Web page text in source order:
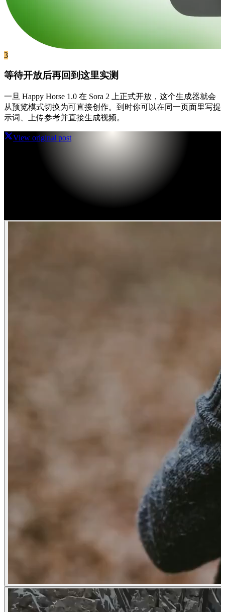
3
等待开放后再回到这里实测
一旦 Happy Horse 1.0 在 Sora 2 上正式开放，这个生成器就会
从预览模式切换为可直接创作。到时你可以在同一页面里写提
示词、上传参考并直接生成视频。
View original post